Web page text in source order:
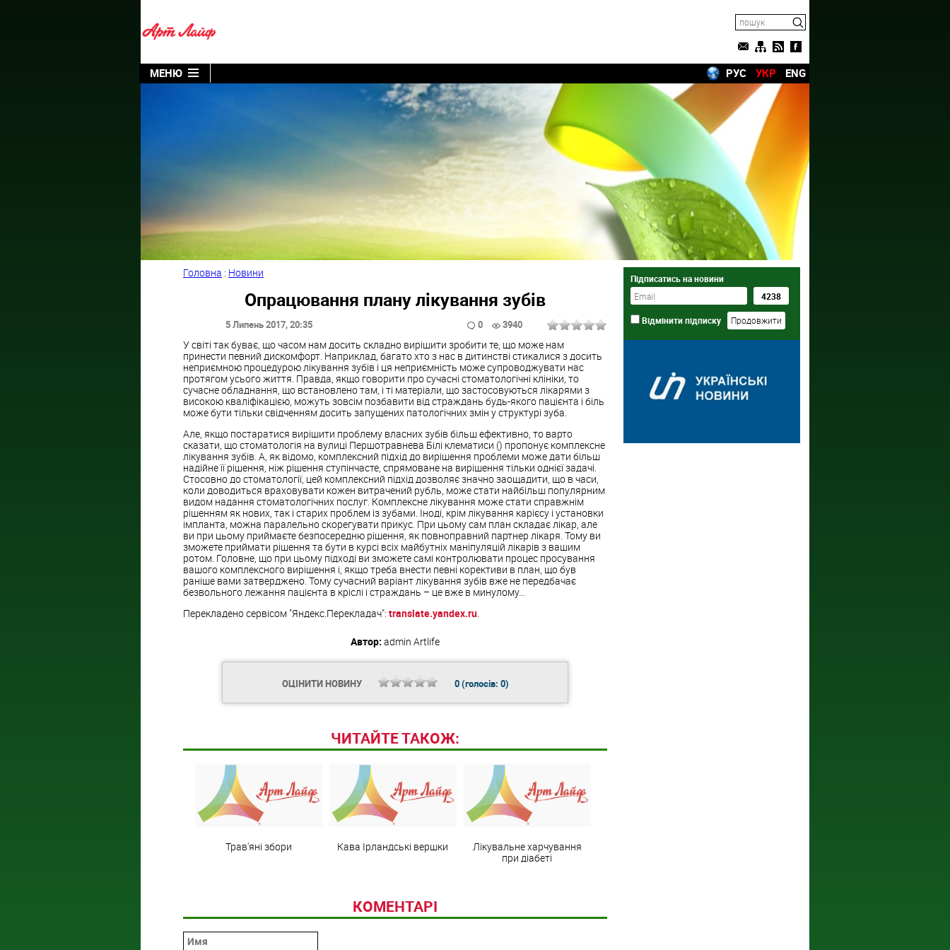
МЕНЮ РУС УКР ENG
Головна : Новини
Опрацювання плану лікування зубів
5 Липень 2017, 20:35 0 3940
У світі так буває, що часом нам досить складно вирішити зробити те, що може нам
принести певний дискомфорт. Наприклад, багато хто з нас в дитинстві стикалися з досить
неприємною процедурою лікування зубів і ця неприємність може супроводжувати нас
протягом усього життя. Правда, якщо говорити про сучасні стоматологічні клініки, то
сучасне обладнання, що встановлено там, і ті матеріали, що застосовуються лікарями з
високою кваліфікацією, можуть зовсім позбавити від страждань будь-якого пацієнта і біль
може бути тільки свідченням досить запущених патологічних змін у структурі зуба.
Але, якщо постаратися вирішити проблему власних зубів більш ефективно, то варто
сказати, що стоматологія на вулиці Першотравнева Білі клематиси () пропонує комплексне
лікування зубів. А, як відомо, комплексний підхід до вирішення проблеми може дати більш
надійне її рішення, ніж рішення ступінчасте, спрямоване на вирішення тільки однієї задачі.
Стосовно до стоматології, цей комплексний підхід дозволяє значно заощадити, що в часи,
коли доводиться враховувати кожен витрачений рубль, може стати найбільш популярним
видом надання стоматологічних послуг. Комплексне лікування може стати справжнім
рішенням як нових, так і старих проблем із зубами. Іноді, крім лікування карієсу і установки
імпланта, можна паралельно скорегувати прикус. При цьому сам план складає лікар, але
ви при цьому приймаєте безпосередню рішення, як повноправний партнер лікаря. Тому ви
зможете приймати рішення та бути в курсі всіх майбутніх маніпуляцій лікарів з вашим
ротом. Головне, що при цьому підході ви зможете самі контролювати процес просування
вашого комплексного вирішення і, якщо треба внести певні корективи в план, що був
раніше вами затверджено. Тому сучасний варіант лікування зубів вже не передбачає
безвольного лежання пацієнта в кріслі і страждань – це вже в минулому…
Перекладено сервісом "Яндекс.Перекладач": translate.yandex.ru.
Автор: admin Artlife
ОЦІНИТИ НОВИНУ 0(голосів: 0)
ЧИТАЙТЕ ТАКОЖ:
Трав'яні збори Кава Ірландські вершки
Лікувальне харчування
при діабеті
КОМЕНТАРІ
Підписатись на новини
Відмінити підписку